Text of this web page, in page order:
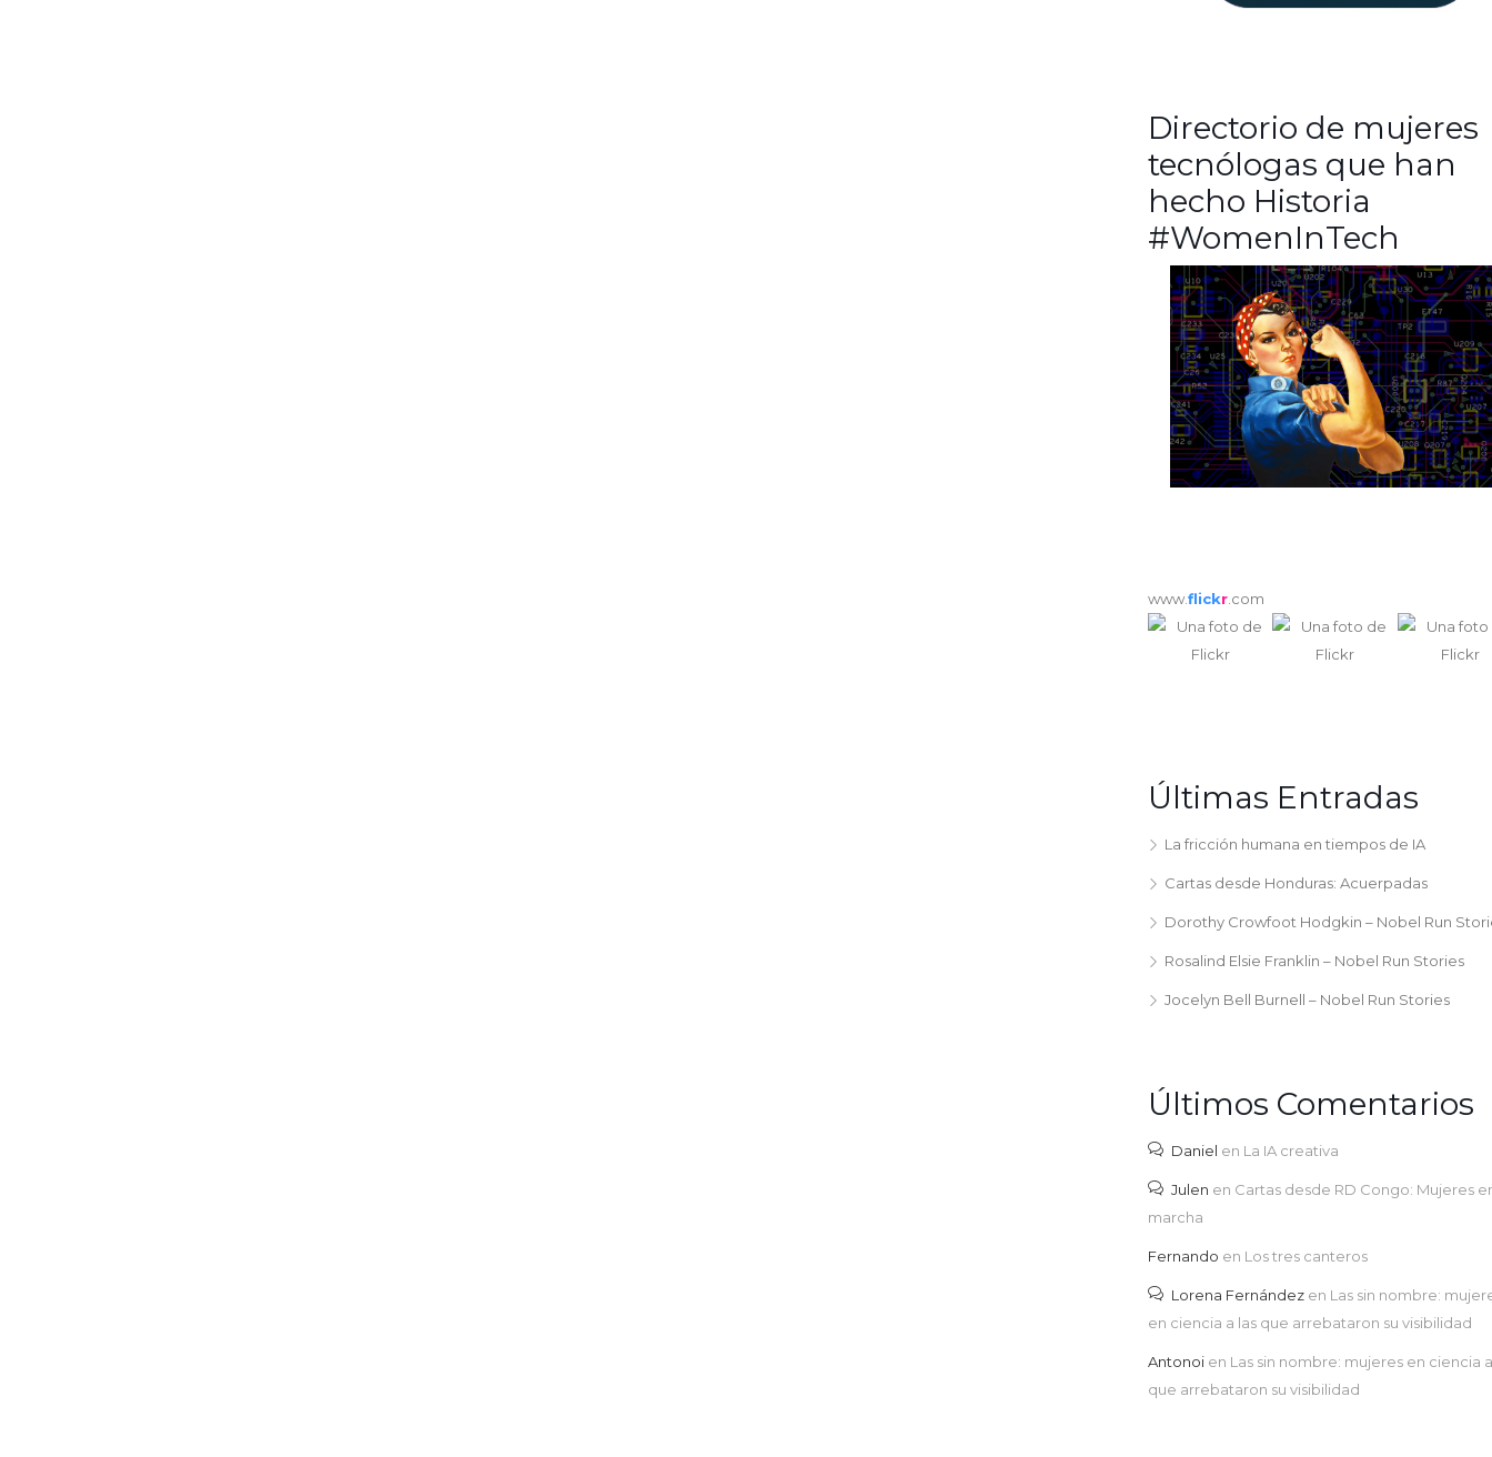
Directorio de mujeres
tecnólogas que han
hecho Historia
#WomenInTech
www.flickr .com
Últimas Entradas
La fricción humana en tiempos de IA
Cartas desde Honduras: Acuerpadas
Dorothy Crowfoot Hodgkin – Nobel Run
Rosalind Elsie Franklin – Nobel Run Stories
Jocelyn Bell Burnell – Nobel Run Stories
Últimos Comentarios
Daniel en La IA creativa
Julen en Cartas desde RD Congo: Mujeres
marcha
Fernando en Los tres canteros
Lorena Fernández en Las sin nombre:
en ciencia a las que arrebataron su visibilidad
Antonoi en Las sin nombre: mujeres en ciencia
que arrebataron su visibilidad